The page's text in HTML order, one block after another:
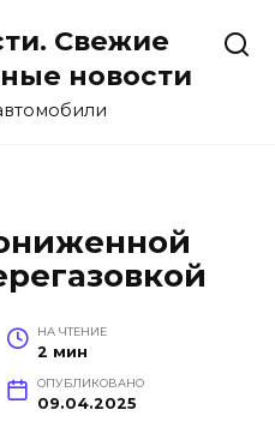
Свежие
новости
НА ЧТЕНИЕ
2 мин
ОПУБЛИКОВАНО
09.04.2025